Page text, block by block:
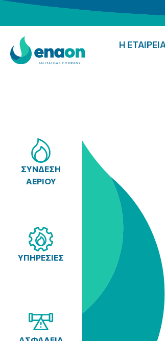
Η
ΣΥΝΔΕΣΗ
ΑΕΡΙΟΥ
ΥΠΗΡΕΣΙΕΣ